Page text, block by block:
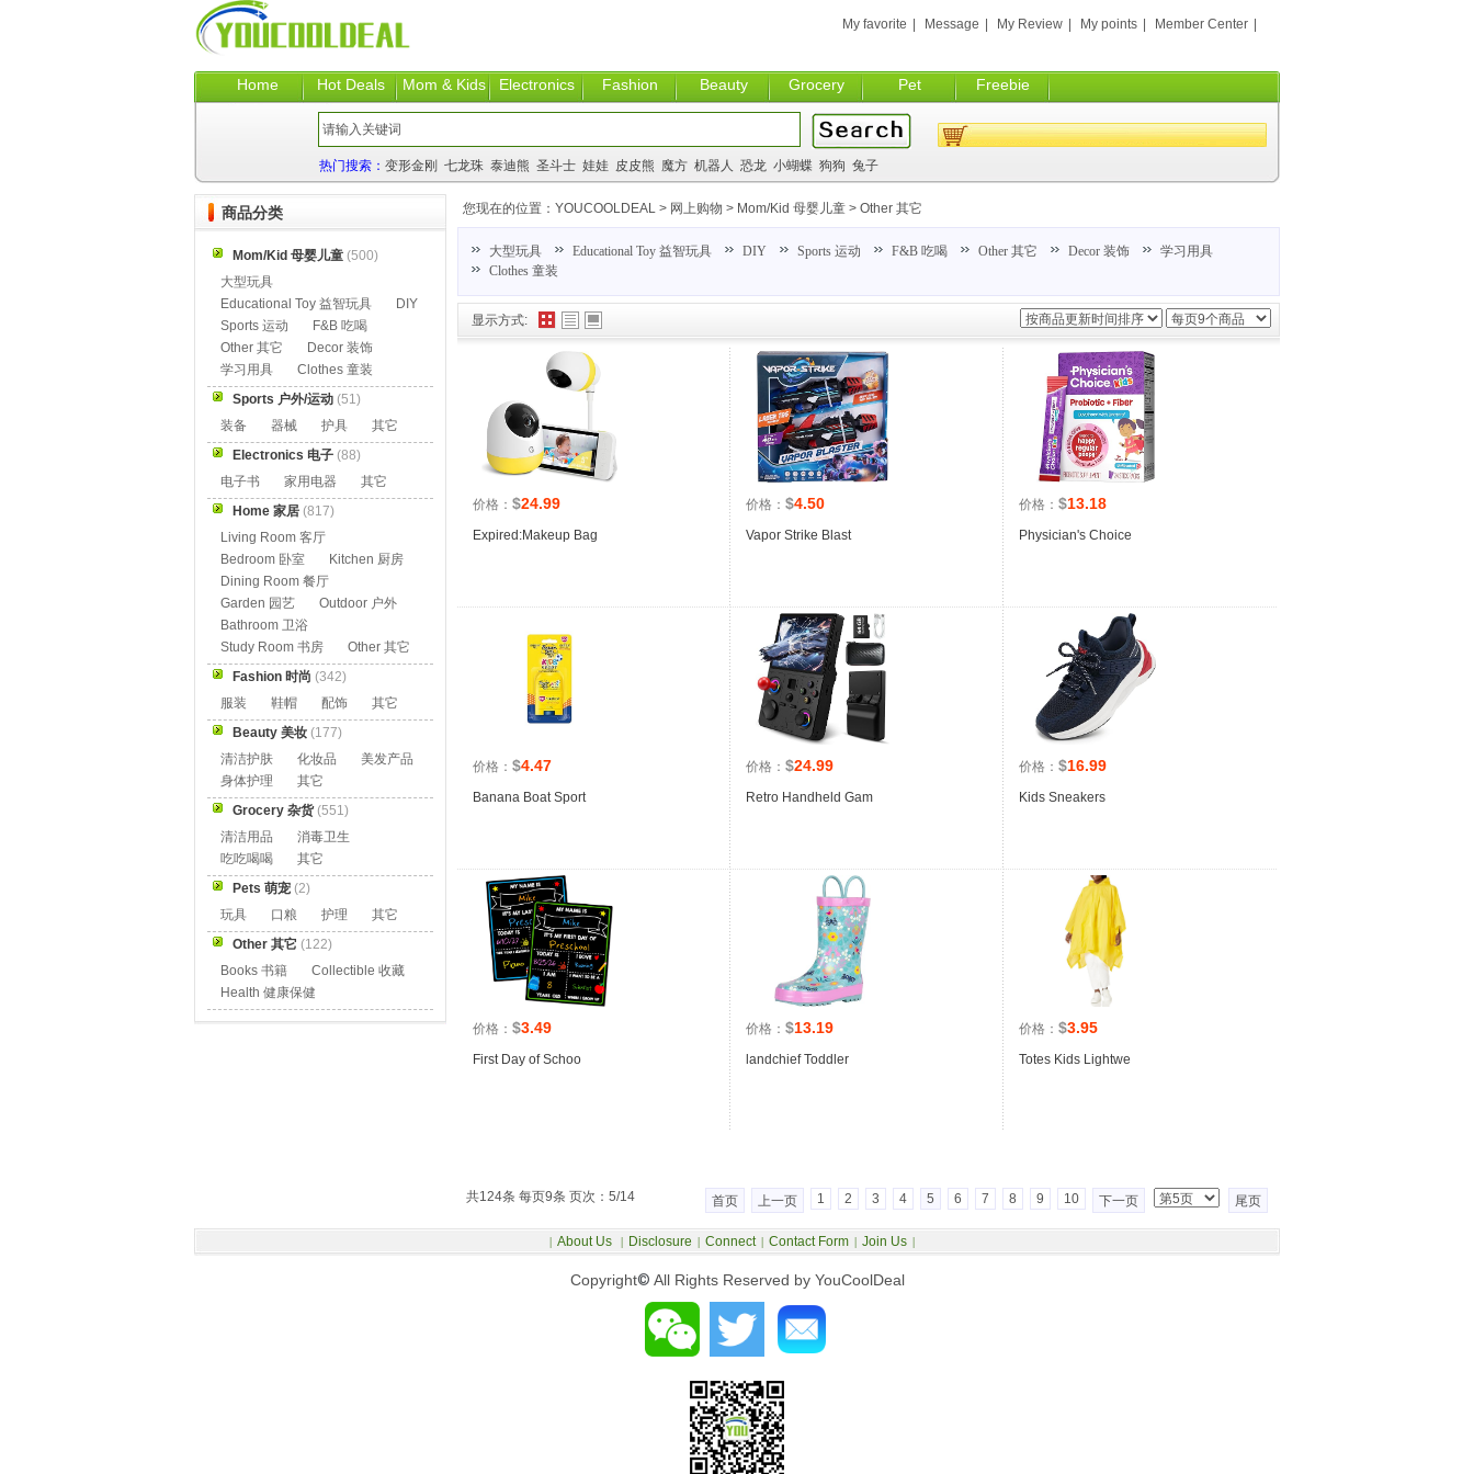
Home Hot Deals Mom & Kids Electronics Fashion Beauty Grocery Pet Freebie
My favorite Message My Review My points Member Center
热门搜索： 变形金刚 七龙珠 泰迪熊 圣斗士 娃娃 皮皮熊 魔方 机器人 恐龙 小蝴蝶 狗狗 兔子
显示方式:
价格： $24.99
Expired:Makeup Bag
价格： $4.50
Vapor Strike Blast
价格： $13.18
Physician's Choice
价格： $4.47
Banana Boat Sport
价格： $24.99
Retro Handheld Gam
价格： $16.99
Kids Sneakers
价格： $3.49
First Day of Schoo
价格： $13.19
landchief Toddler
价格： $3.95
Totes Kids Lightwe
共124条 每页9条 页次：5/14 首页 上一页 1 2 3 4 5 6 7 8 9 10 下一页 尾页
您现在的位置： YOUCOOLDEAL > 网上购物 > Mom/Kid 母婴儿童 > Other 其它
大型玩具 Educational Toy 益智玩具 DIY Sports 运动 F&B 吃喝 Other 其它 Decor 装饰
学习用具
Clothes 童装
商品分类
Mom/Kid 母婴儿童 (500)
大型玩具
Educational Toy 益智玩具
DIY
Sports 运动
F&B 吃喝
Other 其它
Decor 装饰
学习用具
Clothes 童装
Sports 户外/运动 (51)
装备
器械 护具
其它
Electronics 电子 (88)
电子书
家用电器
其它
Home 家居 (817)
Living Room 客厅
Bedroom 卧室
Kitchen 厨房
Dining Room 餐厅
Garden 园艺
Outdoor 户外
Bathroom 卫浴
Study Room 书房
Other 其它
Fashion 时尚 (342)
服装
鞋帽 配饰
其它
Beauty 美妆 (177)
清洁护肤
化妆品
美发产品
身体护理
其它
Grocery 杂货(551)
清洁用品
消毒卫生
吃吃喝喝
其它
Pets 萌宠 (2)
玩具
口粮 护理
其它
Other 其它 (122)
Books 书籍
Collectible 收藏
Health 健康保健
Copyright© All Rights Reserved by YouCoolDeal
| About Us | Disclosure | Connect | Contact Form | Join Us |